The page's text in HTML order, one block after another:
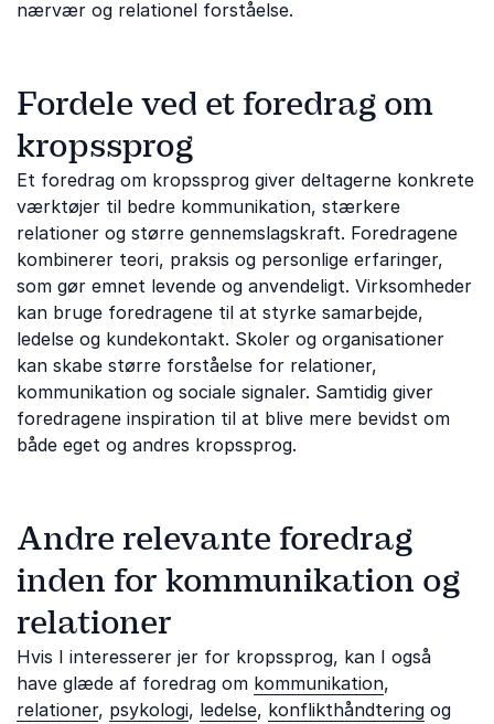
nærvær og relationel forståelse.
Fordele ved et foredrag om
kropssprog
Et foredrag om kropssprog giver deltagerne konkrete
værktøjer til bedre kommunikation, stærkere
relationer og større gennemslagskraft. Foredragene
kombinerer teori, praksis og personlige erfaringer,
som gør emnet levende og anvendeligt. Virksomheder
kan bruge foredragene til at styrke samarbejde,
ledelse og kundekontakt. Skoler og organisationer
kan skabe større forståelse for relationer,
kommunikation og sociale signaler. Samtidig giver
foredragene inspiration til at blive mere bevidst om
både eget og andres kropssprog.
Andre relevante foredrag
inden for kommunikation og
relationer
Hvis I interesserer jer for kropssprog, kan I også
have glæde af foredrag om kommunikation,
relationer, psykologi, ledelse, konflikthåndtering og